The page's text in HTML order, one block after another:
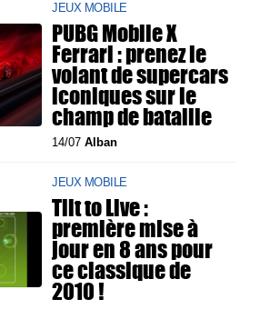
JEUX MOBILE
PUBG Mobile X
Ferrari : prenez le
volant de supercars
iconiques sur le
champ de bataille
14/07Alban
JEUX MOBILE
Tilt to Live :
première mise à
jour en 8 ans pour
ce classique de
2010 !